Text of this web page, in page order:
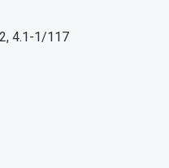
4.1-1/117